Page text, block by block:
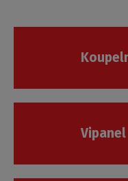
Vipanel